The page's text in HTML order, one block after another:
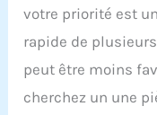
votre priorité est
rapide de
peut être moins
cherchez un une